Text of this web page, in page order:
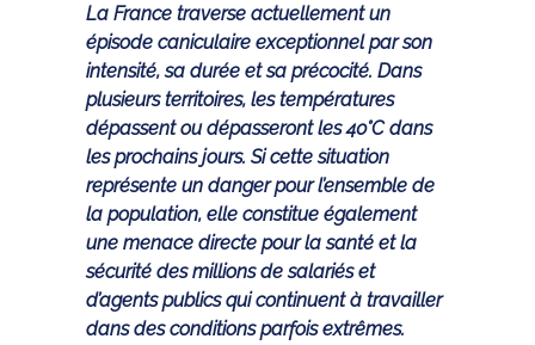
La France traverse actuellement un
épisode caniculaire exceptionnel par son
intensité, sa durée et sa précocité. Dans
plusieurs territoires, les températures
dépassent ou dépasseront les 40°C dans
les prochains jours. Si cette situation
représente un danger pour l’ensemble de
la population, elle constitue également
une menace directe pour la santé et la
sécurité des millions de salariés et
d’agents publics qui continuent à travailler
dans des conditions parfois extrêmes.